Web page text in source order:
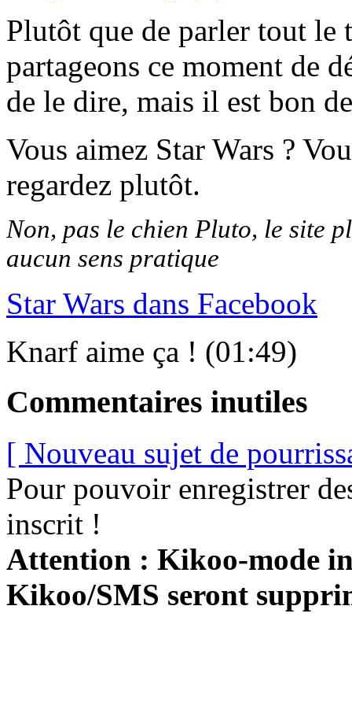
Plutôt que de parler tout le
partageons ce moment de
de le dire, mais il est bon
Vous aimez Star Wars ?
regardez plutôt.
Non, pas le chien Pluto, le site
aucun sens pratique
Star Wars dans Facebook
Knarf aime ça ! (01:49)
Commentaires inutiles
[ Nouveau sujet de
Pour pouvoir enregistrer
inscrit !
Attention : Kikoo-mode
Kikoo/SMS seront